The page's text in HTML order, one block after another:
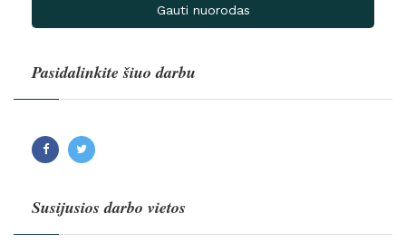
Gauti nuorodas
Pasidalinkite šiuo darbu
Susijusios darbo vietos